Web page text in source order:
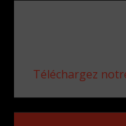
Téléchargez